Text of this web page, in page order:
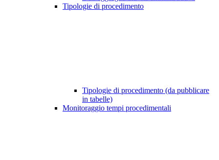
Tipologie di procedimento
Tipologie di procedimento (da pubblicare
in tabelle)
Monitoraggio tempi procedimentali